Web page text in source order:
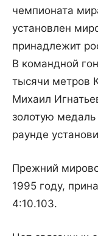
чемпионата
установлен
принадлежит
В командной
тысячи метров
Михаил
золотую
раунде
Прежний
1995 году,
4:10.103.